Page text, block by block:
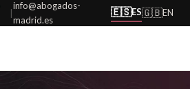
|
info@abogados-
madrid.es
🇪🇸ES🇬🇧EN